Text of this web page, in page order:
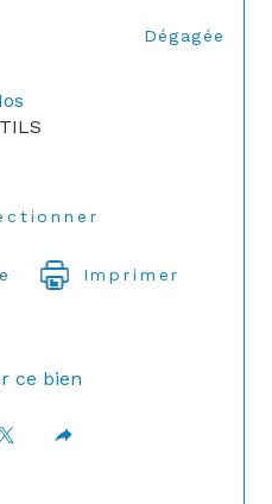
Dégagée
Nos
Imprimer
ce bien